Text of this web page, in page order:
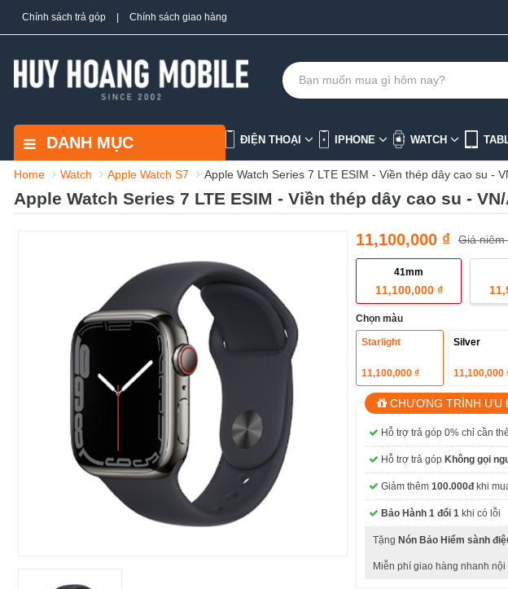
Chính sách trả góp Chính sách giao hàng
DANH MỤC ĐIỆN THOẠI IPHONE WATCH
Home Watch Apple Watch S7 Apple Watch Series 7 LTE ESIM - Viền thép dây cao su -
Apple Watch Series 7 LTE ESIM - Viền thép dây cao su -
11,100,000 ₫ Giá
41mm
11,100,000 ₫
Chọn màu
Starlight
11,100,000 ₫
Silver
11,100,000
CHƯƠNG TRÌNH ƯU
Hỗ trợ trả góp 0% chỉ cần
Hỗ trợ trả góp Không gọi
Giảm thêm 100.000đ khi
Bảo Hành 1 đổi 1 khi có lỗi
Tặng Nón Bảo Hiểm sành
Miễn phí giao hàng nhanh